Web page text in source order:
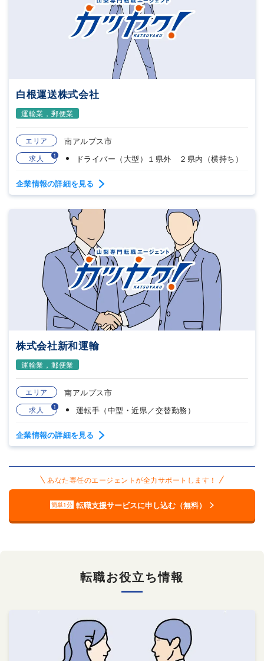
白根運送株式会社
運輸業，郵便業
エリア 南アルプス市
求人 1 ドライバー（大型）１県外 ２県内（横持ち）
企業情報の詳細を見る
株式会社新和運輸
運輸業，郵便業
エリア 南アルプス市
求人 1 運転手（中型・近県／交替勤務）
企業情報の詳細を見る
あなた専任のエージェントが全力サポートします！
簡単1分 転職支援サービスに申し込む（無料）
転職お役立ち情報